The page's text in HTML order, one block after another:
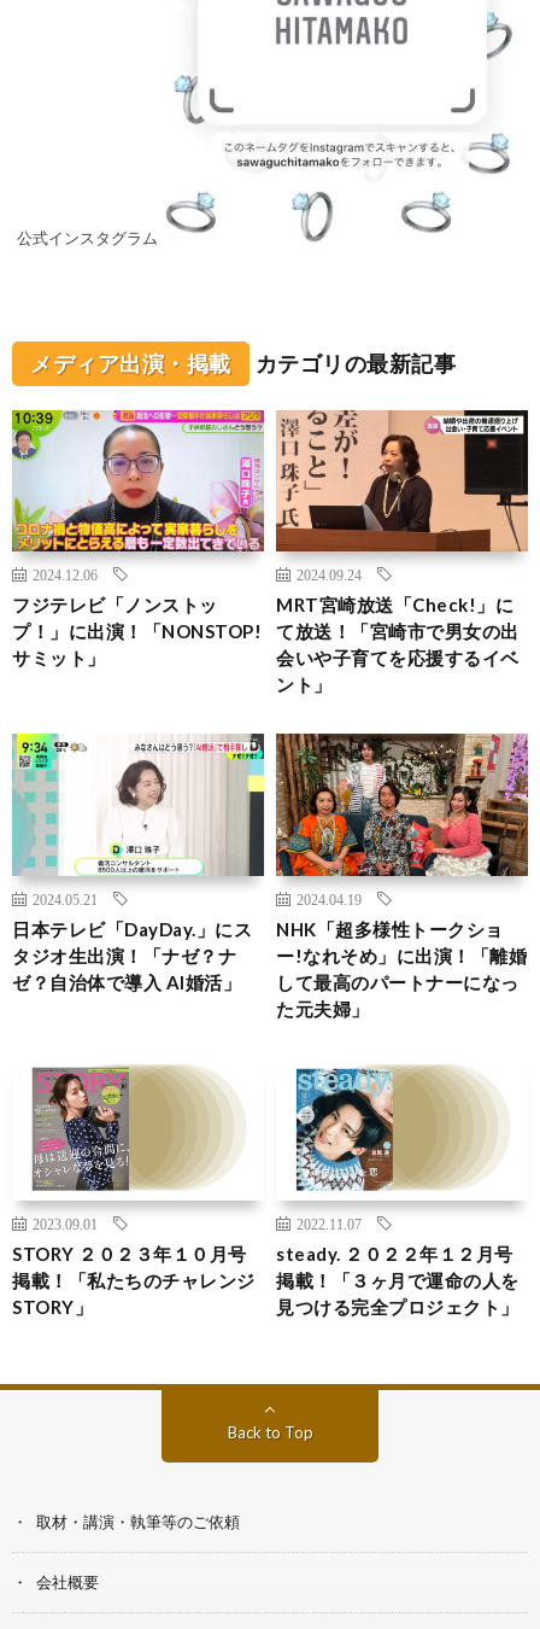
公式インスタグラム
メディア出演・掲載 カテゴリの最新記事
2024.12.06
フジテレビ「ノンストッ
プ！」に出演！「NONSTOP!
サミット」
2024.09.24
MRT宮崎放送「Check!」に
て放送！「宮崎市で男女の出
会いや子育てを応援するイベ
ント」
2024.05.21
日本テレビ「DayDay.」にス
タジオ生出演！「ナゼ？ナ
ゼ？自治体で導入 AI婚活」
2024.04.19
NHK「超多様性トークショ
ー!なれそめ」に出演！「離婚
して最高のパートナーになっ
た元夫婦」
2023.09.01
STORY ２０２３年１０月号
掲載！「私たちのチャレンジ
STORY」
2022.11.07
steady. ２０２２年１２月号
掲載！「３ヶ月で運命の人を
見つける完全プロジェクト」
Back to Top
取材・講演・執筆等のご依頼
会社概要